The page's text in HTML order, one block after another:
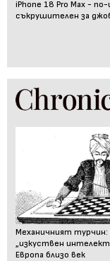
iPhone 18 Pro Max -
съкрушителен за
Механичният
„изкуствен
Европа близо век